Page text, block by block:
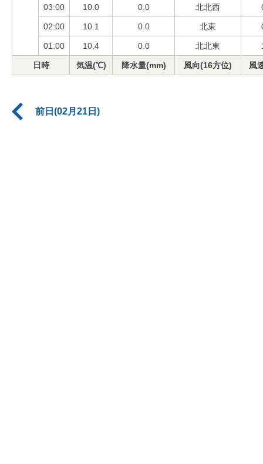
03:00 10.0 0.0 北北西
02:00 10.1 0.0 北東
01:00 10.4 0.0 北北東
日時 気温(℃) 降水量(mm) 風向(16方位) 風
前日(02月21日)